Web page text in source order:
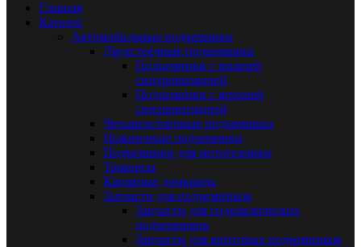
Главная
Каталог
Автомобильные подъемники
Двухстоечные подъемники
Подъемники с нижней
синхронизацией
Подъемники с верхней
синхронизацией
Четырехстоечные подъемники
Ножничные подъемники
Подъемники для мототехники
Траверсы
Канавные домкраты
Запчасти для подъемников
Запчасти для гидравлических
подъемников
Запчасти для винтовых подъемников